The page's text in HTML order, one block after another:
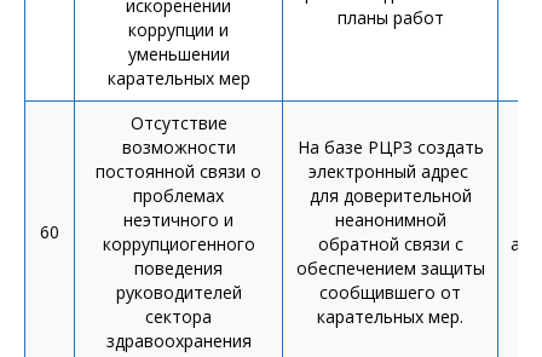
искоренении
коррупции и
уменьшении
карательных мер
планы работ
60
Отсутствие
возможности
постоянной связи о
проблемах
неэтичного и
коррупциогенного
поведения
руководителей
сектора
здравоохранения
На базе РЦРЗ создать
электронный адрес
для доверительной
неанонимной
обратной связи с
обеспечением защиты
сообщившего от
карательных мер.